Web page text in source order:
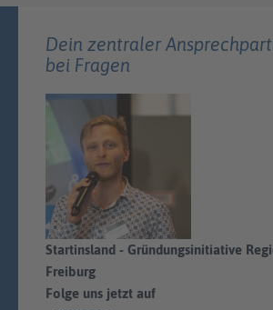
Dein zentraler
bei Fragen
Startinsland - Gründungsinitiative
Freiburg
Folge uns jetzt auf